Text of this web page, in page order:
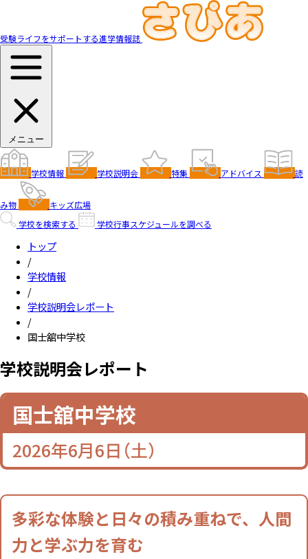
受験ライフをサポートする進学情報誌
メニュー
学校情報 学校説明会 特集 アドバイス 読
み物
キッズ広場
学校を検索する
学校行事スケジュールを調べる
トップ
/
学校情報
/
学校説明会レポート
/
国士舘中学校
学校説明会レポート
校説明会レポート
国士舘中学校
2026年6月6日（土）
多彩な体験と日々の積み重ねで、人間
力と学ぶ力を育む